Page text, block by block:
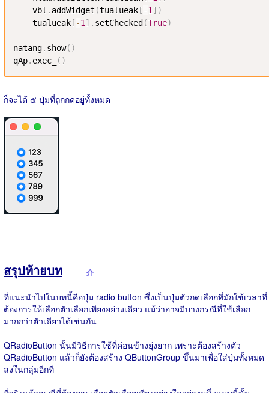
    vbl
. addWidget (tualueak [ -1 ] )
    tualueak
[ -1 ] . setChecked (True)
natang. show( )
qAp. exec_ ( )
ก็จะได้ ๕ ปุ่มที่ถูกกดอยู่ทั้งหมด
สรุปท้ายบท 介
ที่แนะนำไปในบทนี้คือปุ่ม radio button ซึ่งเป็นปุ่มตัวกดเลือกที่มักใช้เวลาที่
ต้องการให้เลือกตัวเลือกเพียงอย่างเดียว แม้ว่าอาจมีบางกรณีที่ใช้เลือก
มากกว่าตัวเดียวได้เช่นกัน
QRadioButton นั้นมีวิธีการใช้ที่ค่อนข้างยุ่งยาก เพราะต้องสร้างตัว
QRadioButton แล้วก็ยังต้องสร้าง QButtonGroup ขึ้นมาเพื่อใส่ปุ่มทั้งหมด
ลงในกลุ่มอีกที